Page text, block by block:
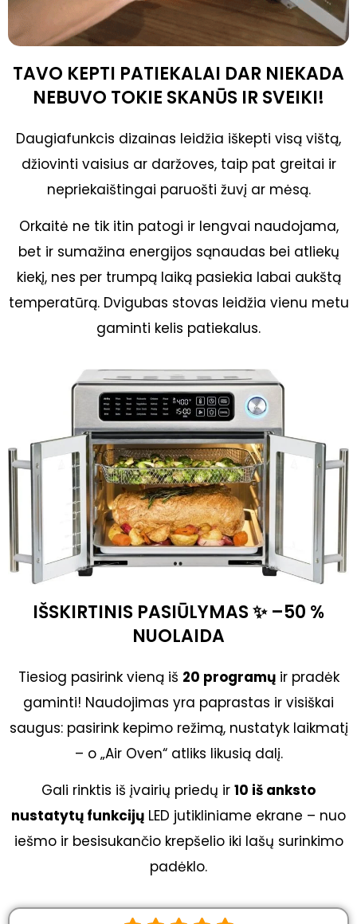
TAVO KEPTI PATIEKALAI DAR NIEKADA
NEBUVO TOKIE SKANŪS IR SVEIKI!
Daugiafunkcis dizainas leidžia iškepti visą vištą,
džiovinti vaisius ar daržoves, taip pat greitai ir
nepriekaištingai paruošti žuvį ar mėsą.
Orkaitė ne tik itin patogi ir lengvai naudojama,
bet ir sumažina energijos sąnaudas bei atliekų
kiekį, nes per trumpą laiką pasiekia labai aukštą
temperatūrą. Dvigubas stovas leidžia vienu metu
gaminti kelis patiekalus.
IŠSKIRTINIS PASIŪLYMAS ✨ –50 %
NUOLAIDA
Tiesiog pasirink vieną iš 20 programųir pradėk
gaminti! Naudojimas yra paprastas ir visiškai
saugus: pasirink kepimo režimą, nustatyk laikmatį
– o „Air Oven“ atliks likusią dalį.
Gali rinktis iš įvairių priedų ir 10 iš anksto
nustatytų funkcijų LED jutikliniame ekrane – nuo
iešmo ir besisukančio krepšelio iki lašų surinkimo
padėklo.